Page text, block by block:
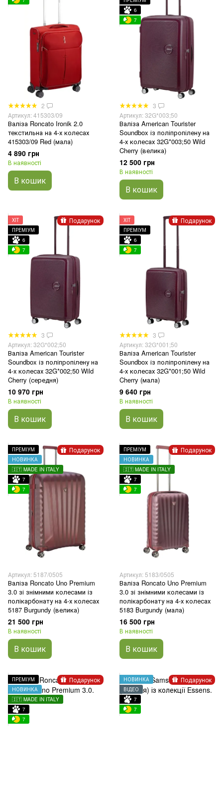
2
Артикул: 415303/09
Валіза Roncato Ironik 2.0
текстильна на 4-х колесах
415303/09 Red (мала)
4 890 грн
В наявності
В кошик
6
7
3
Артикул: 32G*003;50
Валіза American Tourister
Soundbox із поліпропілену на
4-х колесах 32G*003;50 Wild
Cherry (велика)
12 500 грн
В наявності
В кошик
Подарунок
ХІТ
ПРЕМІУМ
6
7
3
Артикул: 32G*002;50
Валіза American Tourister
Soundbox із поліпропілену на
4-х колесах 32G*002;50 Wild
Cherry (середня)
10 970 грн
В наявності
В кошик
Подарунок
ХІТ
ПРЕМІУМ
6
7
3
Артикул: 32G*001;50
Валіза American Tourister
Soundbox із поліпропілену на
4-х колесах 32G*001;50 Wild
Cherry (мала)
9 640 грн
В наявності
В кошик
Подарунок
ПРЕМІУМ
НОВИНКА
🇮🇹 MADE IN ITALY
7
7
Артикул: 5187/0505
Валіза Roncato Uno Premium
3.0 зі знімними колесами із
полікарбонату на 4-х колесах
5187 Burgundy (велика)
21 500 грн
В наявності
В кошик
Подарунок
ПРЕМІУМ
НОВИНКА
🇮🇹 MADE IN ITALY
7
7
Артикул: 5183/0505
Валіза Roncato Uno Premium
3.0 зі знімними колесами із
полікарбонату на 4-х колесах
5183 Burgundy (мала)
16 500 грн
В наявності
В кошик
Подарунок
ПРЕМІУМ
НОВИНКА
🇮🇹 MADE IN ITALY
7
7
Подарунок
НОВИНКА
ВІДЕО
7
7